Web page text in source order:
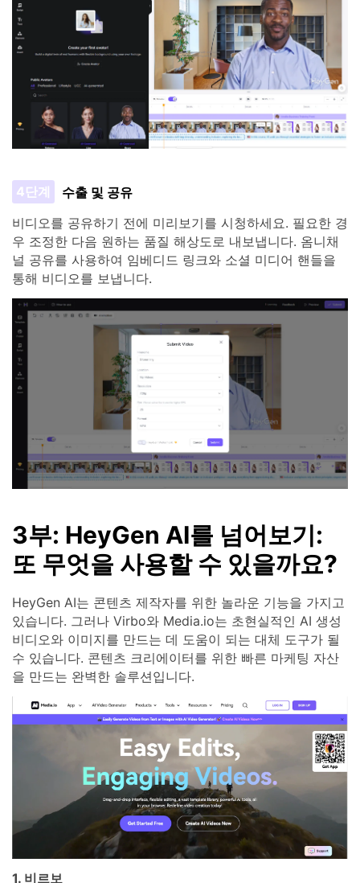
4단계
수출 및 공유
비디오를 공유하기 전에 미리보기를 시청하세요. 필요한 경
우 조정한 다음 원하는 품질 해상도로 내보냅니다. 옴니채
널 공유를 사용하여 임베디드 링크와 소셜 미디어 핸들을
통해 비디오를 보냅니다.
3부: HeyGen AI를 넘어보기:
또 무엇을 사용할 수 있을까요?
HeyGen AI는 콘텐츠 제작자를 위한 놀라운 기능을 가지고
있습니다. 그러나 Virbo와 Media.io는 초현실적인 AI 생성
비디오와 이미지를 만드는 데 도움이 되는 대체 도구가 될
수 있습니다. 콘텐츠 크리에이터를 위한 빠른 마케팅 자산
을 만드는 완벽한 솔루션입니다.
1. 비르보